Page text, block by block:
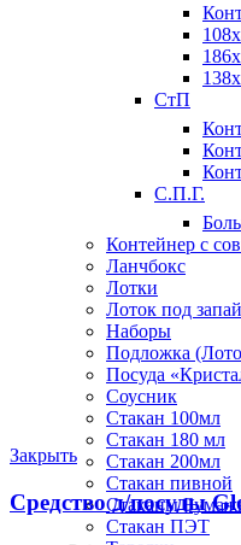
СтП
С.П.Г.
Контейнер с
Ланчбокс
Лотки
Лоток под
Наборы
Подложка
Посуда
Соусник
Стакан 100мл
Стакан 180 мл
Стакан 200мл
Стакан пивной
Стаканы
Стакан ПЭТ
Закрыть
Средство д/посуды